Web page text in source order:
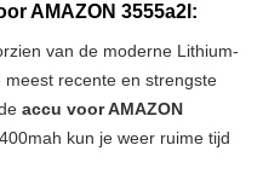
AMAZON 3555a2l:
van de moderne Lithium-
recente en strengste
accu voor AMAZON
kun je weer ruime tijd